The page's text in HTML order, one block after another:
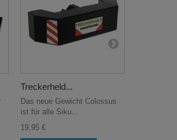
Treckerheld...
Das neue Gewicht Colossus
ist für alle Siku...
19,95 €